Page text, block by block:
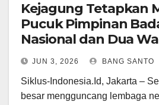
Kejagung Tetapkan
Pucuk Pimpinan
Nasional dan Dua
Kasus Korupsi
JUN 3, 2026 BANG SANTO
Siklus-Indonesia.Id, Jakarta –
besar mengguncang lembaga